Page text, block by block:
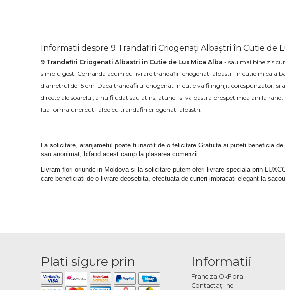
Informatii despre 9 Trandafiri Criogenați Albaștri în Cutie de
9 Trandafiri Criogenati Albastri in Cutie de Lux Mica Alba - sau mai bine zis
simplu gest. Comanda acum cu livrare trandafiri criogenati albastri in cutie mica alba
diametrul de 15 cm. Daca trandafirul criogenat in cutie va fi ingrijit corespunzator, si
directe ale soarelui, a nu fi udat sau atins, atunci isi va pastra prospetimea ani la
lua forma unei cutii albe cu trandafiri criogenati albastri.
La solicitare, aranjametul poate fi insotit de o felicitare Gratuita si puteti beneficia
sau anonimat, bifand acest camp la plasarea comenzii.
Livram flori oriunde in Moldova si la solicitare putem oferi livrare speciala prin
care beneficiati de o livrare deosebita, efectuata de curieri imbracati elegant la
Plati sigure prin Informatii
Franciza OkFlora
Contactaţi-ne